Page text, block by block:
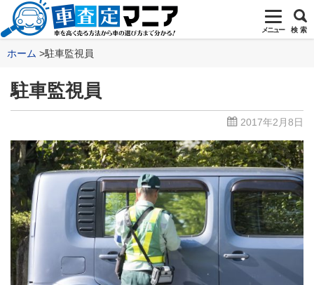
メニュー 検 索
ホーム 駐車監視員
駐車監視員
2017年2月8日